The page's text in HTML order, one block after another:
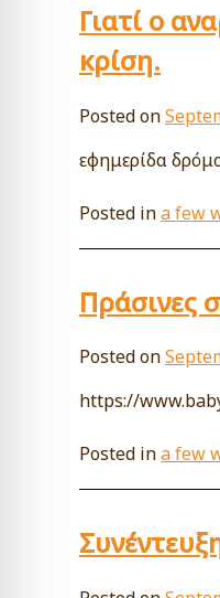
Γιατί ο
κρίση.
Posted on
εφημερίδα
Posted ina few
Πράσινες
Posted on
https://
Posted ina few